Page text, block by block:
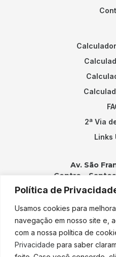
Política de
Usamos cookies para
navegação em nosso site e,
com a nossa política de
Privacidade para saber
2ª Via
Links
Av. São
Centro –
(13)